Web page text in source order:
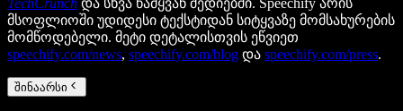
TechCrunch და სხვა წამყვან მედიებში. Speechify არის
მსოფლიოში უდიდესი ტექსტიდან სიტყვაზე მომსახურების
მომწოდებელი. მეტი დეტალისთვის ეწვიეთ
speechify.com/news, speechify.com/blog და speechify.com/press.
შინაარსი